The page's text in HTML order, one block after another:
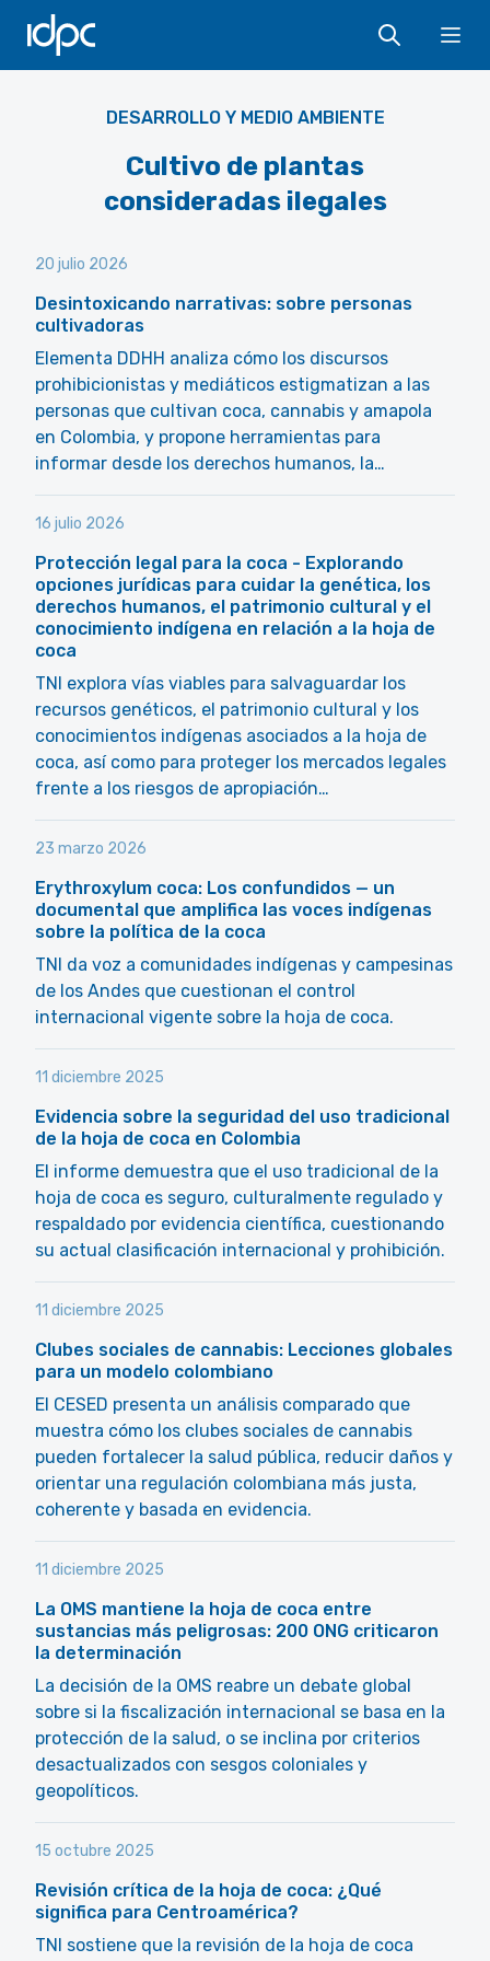
IDPC
DESARROLLO Y MEDIO AMBIENTE
Cultivo de plantas
consideradas ilegales
20 julio 2026
Desintoxicando narrativas: sobre personas
cultivadoras
Elementa DDHH analiza cómo los discursos
prohibicionistas y mediáticos estigmatizan a las
personas que cultivan coca, cannabis y amapola
en Colombia, y propone herramientas para
informar desde los derechos humanos, la…
16 julio 2026
Protección legal para la coca - Explorando
opciones jurídicas para cuidar la genética, los
derechos humanos, el patrimonio cultural y el
conocimiento indígena en relación a la hoja de
coca
TNI explora vías viables para salvaguardar los
recursos genéticos, el patrimonio cultural y los
conocimientos indígenas asociados a la hoja de
coca, así como para proteger los mercados legales
frente a los riesgos de apropiación…
23 marzo 2026
Erythroxylum coca: Los confundidos — un
documental que amplifica las voces indígenas
sobre la política de la coca
TNI da voz a comunidades indígenas y campesinas
de los Andes que cuestionan el control
internacional vigente sobre la hoja de coca.
11 diciembre 2025
Evidencia sobre la seguridad del uso tradicional
de la hoja de coca en Colombia
El informe demuestra que el uso tradicional de la
hoja de coca es seguro, culturalmente regulado y
respaldado por evidencia científica, cuestionando
su actual clasificación internacional y prohibición.
11 diciembre 2025
Clubes sociales de cannabis: Lecciones globales
para un modelo colombiano
El CESED presenta un análisis comparado que
muestra cómo los clubes sociales de cannabis
pueden fortalecer la salud pública, reducir daños y
orientar una regulación colombiana más justa,
coherente y basada en evidencia.
11 diciembre 2025
La OMS mantiene la hoja de coca entre
sustancias más peligrosas: 200 ONG criticaron
la determinación
La decisión de la OMS reabre un debate global
sobre si la fiscalización internacional se basa en la
protección de la salud, o se inclina por criterios
desactualizados con sesgos coloniales y
geopolíticos.
15 octubre 2025
Revisión crítica de la hoja de coca: ¿Qué
significa para Centroamérica?
TNI sostiene que la revisión de la hoja de coca